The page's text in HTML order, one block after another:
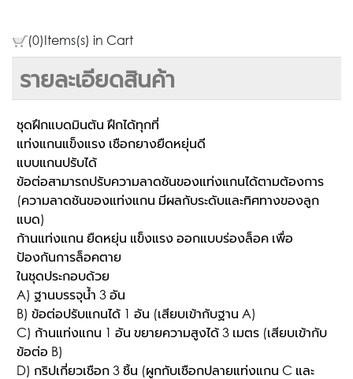
(0)Items(s) in Cart
รายละเอียดสินค้า
ชุดฝึกแบดมินตัน ฝึกได้ทุกที่
แท่งแกนแข็งแรง เชือกยางยืดหยุ่นดี
แบบแกนปรับได้
ข้อต่อสามารถปรับความลาดชันของแท่งแกนได้ตามต้องการ
(ความลาดชันของแท่งแกน มีผลกับระดับและทิศทางของลูก
แบด)
ก้านแท่งแกน ยืดหยุ่น แข็งแรง ออกแบบร่องล็อค เพื่อ
ป้องกันการล็อคตาย
ในชุดประกอบด้วย
A) ฐานบรรจุน้ำ 3 อัน
B) ข้อต่อปรับแกนได้ 1 อัน (เสียบเข้ากับฐาน A)
C) ก้านแท่งแกน 1 อัน ขยายความสูงได้ 3 เมตร (เสียบเข้ากับ
ข้อต่อ B)
D) กริปเกี่ยวเชือก 3 ชิ้น (ผูกกับเชือกปลายแท่งแกน C และ